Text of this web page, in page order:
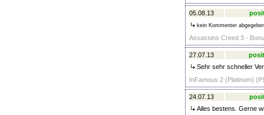
05.08.13
kein Kommenter
Assassins Creed 3 -
27.07.13
Sehr sehr schneller
InFamous 2 (Platinum)
24.07.13
Alles bestens. Gerne